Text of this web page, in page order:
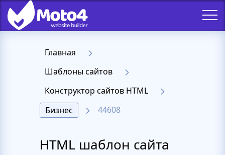
Главная
Шаблоны сайтов
Конструктор сайтов HTML
Бизнес
44608
HTML шаблон сайта